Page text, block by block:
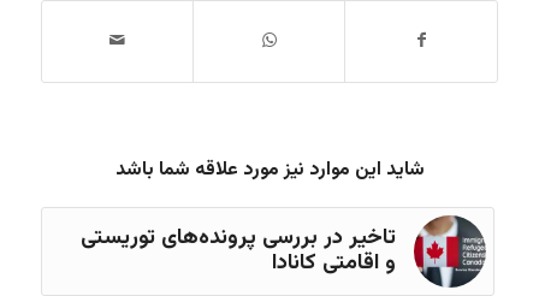
شاید این موارد نیز مورد علاقه شما باشد
تاخیر در بررسی پرونده‌های توریستی
و اقامتی کانادا